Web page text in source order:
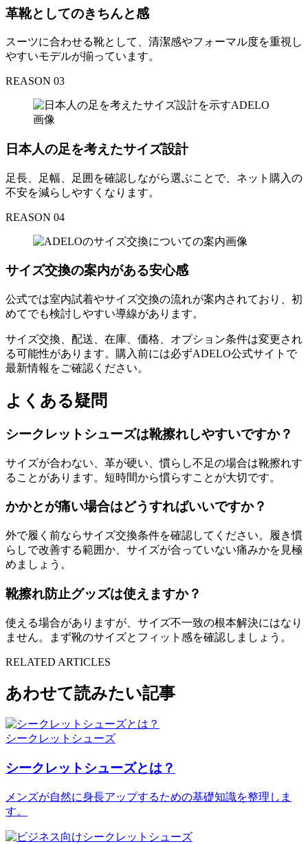
革靴としてのきちんと感
スーツに合わせる靴として、清潔感やフォーマル度を重視し
やすいモデルが揃っています。
REASON 03
日本人の足を考えたサイズ設計
足長、足幅、足囲を確認しながら選ぶことで、ネット購入の
不安を減らしやすくなります。
REASON 04
サイズ交換の案内がある安心感
公式では室内試着やサイズ交換の流れが案内されており、初
めてでも検討しやすい導線があります。
サイズ交換、配送、在庫、価格、オプション条件は変更され
る可能性があります。購入前には必ずADELO公式サイトで
最新情報をご確認ください。
よくある疑問
シークレットシューズは靴擦れしやすいですか？
サイズが合わない、革が硬い、慣らし不足の場合は靴擦れす
ることがあります。短時間から慣らすことが大切です。
かかとが痛い場合はどうすればいいですか？
外で履く前ならサイズ交換条件を確認してください。履き慣
らしで改善する範囲か、サイズが合っていない痛みかを見極
めましょう。
靴擦れ防止グッズは使えますか？
使える場合がありますが、サイズ不一致の根本解決にはなり
ません。まず靴のサイズとフィット感を確認しましょう。
RELATED ARTICLES
あわせて読みたい記事
シークレットシューズ
シークレットシューズとは？
メンズが自然に身長アップするための基礎知識を整理しま
す。